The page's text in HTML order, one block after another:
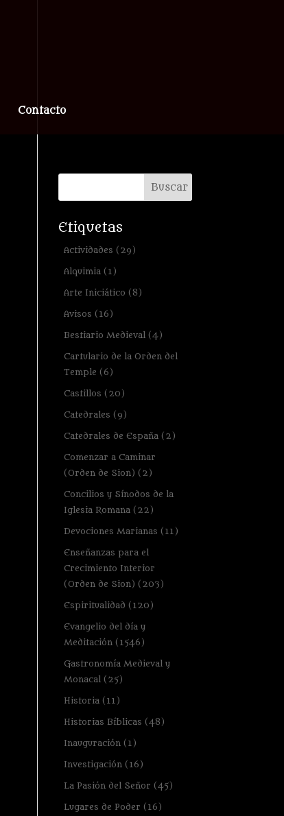
Contacto
Etiquetas
Actividades (29)
Alquimia (1)
Arte Iniciático (8)
Avisos (16)
Bestiario Medieval (4)
Cartulario de la Orden del
Temple (6)
Castillos (20)
Catedrales (9)
Catedrales de España (2)
Comenzar a Caminar
(Orden de Sion) (2)
Concilios y Sínodos de la
Iglesia Romana (22)
Devociones Marianas (11)
Enseñanzas para el
Crecimiento Interior
(Orden de Sion) (203)
Espiritualidad (120)
Evangelio del día y
Meditación (1546)
Gastronomía Medieval y
Monacal (25)
Historia (11)
Historias Bíblicas (48)
Inauguración (1)
Investigación (16)
La Pasión del Señor (45)
Lugares de Poder (16)